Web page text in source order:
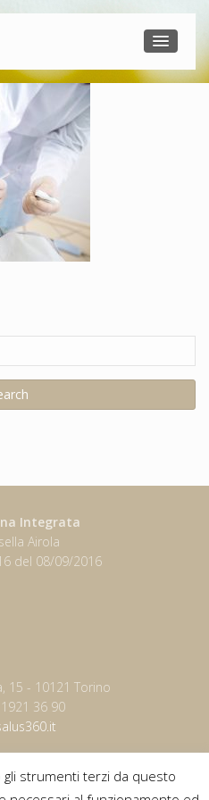
Integrata
Airola
del 08/09/2016
15 - 10121 Torino
36 90
strumenti terzi da questo